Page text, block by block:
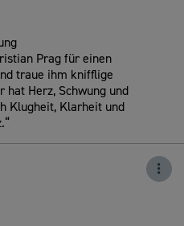
Prag für einen
traue ihm knifflige
hat Herz, Schwung und
Klugheit, Klarheit und